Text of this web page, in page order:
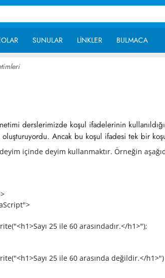
SUNULAR LINKLER BULMACA
derslerimizde koşul ifadelerinin
Ancak bu koşul ifadesi tek bir
içinde deyim kullanmaktır. Örneğin
25 ile 60 arasındadır.</h1>");
25 ile 60 arasında değildir.</h1>")